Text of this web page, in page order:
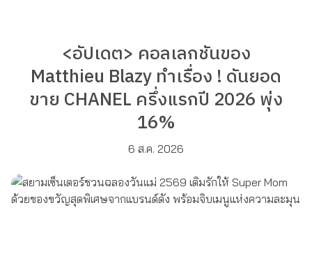
<อัปเดต> คอลเลกชันของ
Matthieu Blazy ทำเรื่อง ! ดันยอด
ขาย CHANEL ครึ่งแรกปี 2026 พุ่ง
16%
6 ส.ค. 2026